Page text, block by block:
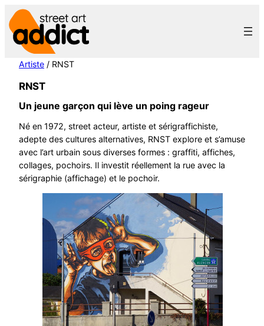
Aller
au
contenu
Artiste / RNST
RNST
Un jeune garçon qui lève un poing rageur
Né en 1972, street acteur, artiste et sérigraffichiste,
adepte des cultures alternatives, RNST explore et s’amuse
avec l’art urbain sous diverses formes : graffiti, affiches,
collages, pochoirs. Il investit réellement la rue avec la
sérigraphie (affichage) et le pochoir.